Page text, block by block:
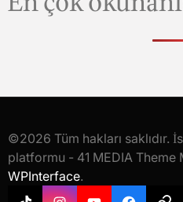
©2026 Tüm hakları saklıdır.
platformu - 41 MEDIA Theme
WPInterface.